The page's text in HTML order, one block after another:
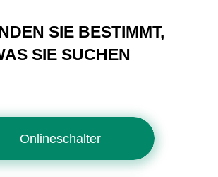
SIE BESTIMMT,
SIE SUCHEN
Onlineschalter